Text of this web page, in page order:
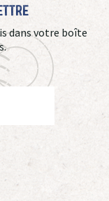
dans votre boîte